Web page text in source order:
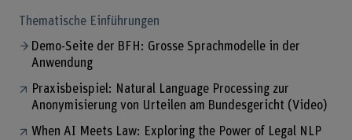
Thematische Einführungen
Demo-Seite der BFH: Grosse Sprachmodelle in der
Anwendung
Praxisbeispiel: Natural Language Processing zur
Anonymisierung von Urteilen am Bundesgericht (Video)
When AI Meets Law: Exploring the Power of Legal NLP